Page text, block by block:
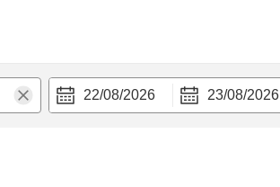
22/08/2026 23/08/2026